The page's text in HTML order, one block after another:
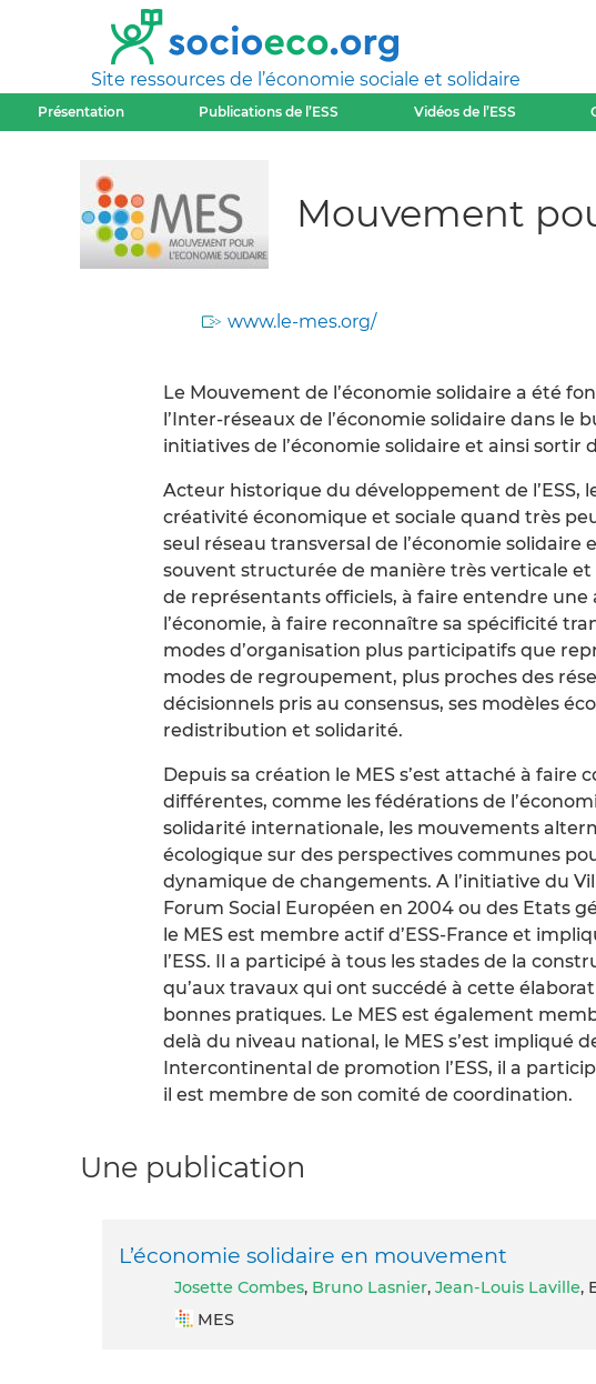
Site ressources de l’économie sociale et solidaire
Présentation Publications de l’ESS Vidéos de l’ESS
Mouvement
www.le-mes.org/
Le Mouvement de l’économie solidaire a été
l’Inter-réseaux de l’économie solidaire dans
initiatives de l’économie solidaire et ainsi sortir
Acteur historique du développement de l’ESS,
créativité économique et sociale quand très
seul réseau transversal de l’économie solidaire
souvent structurée de manière très verticale
de représentants officiels, à faire entendre
l’économie, à faire reconnaître sa spécificité
modes d’organisation plus participatifs que
modes de regroupement, plus proches des
décisionnels pris au consensus, ses modèles
redistribution et solidarité.
Depuis sa création le MES s’est attaché à
différentes, comme les fédérations de
solidarité internationale, les mouvements
écologique sur des perspectives communes
dynamique de changements. A l’initiative du
Forum Social Européen en 2004 ou des Etats
le MES est membre actif d’ESS-France et
l’ESS. Il a participé à tous les stades de la
qu’aux travaux qui ont succédé à cette
bonnes pratiques. Le MES est également
delà du niveau national, le MES s’est impliqué
Intercontinental de promotion l’ESS, il a
il est membre de son comité de coordination.
Une publication
L’économie solidaire en mouvement
Josette Combes, Bruno Lasnier, Jean-Louis Laville,
MES